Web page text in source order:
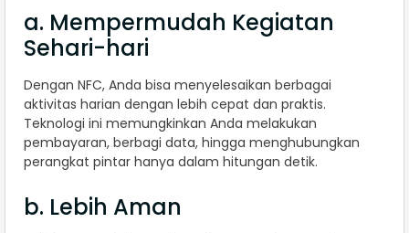
a. Mempermudah Kegiatan
Sehari-hari
Dengan NFC, Anda bisa menyelesaikan berbagai
aktivitas harian dengan lebih cepat dan praktis.
Teknologi ini memungkinkan Anda melakukan
pembayaran, berbagi data, hingga menghubungkan
perangkat pintar hanya dalam hitungan detik.
b. Lebih Aman